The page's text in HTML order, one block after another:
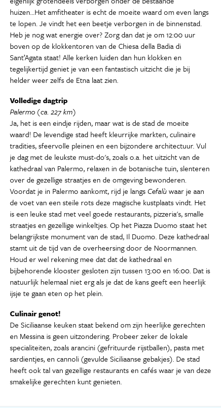
huizen...Het amfitheater is echt de moeite waard om even langs
te lopen. Je vindt het een beetje verborgen in de binnenstad.
Heb je nog wat energie over? Zorg dan dat je om 12:00 uur
boven op de klokkentoren van de Chiesa della Badia di
Sant’Agata staat! Alle kerken luiden dan hun klokken en
tegelijkertijd geniet je van een fantastisch uitzicht die je bij
helder weer zelfs de Etna laat zien.
Volledige dagtrip
Palermo (ca. 227 km)
Ja, het is een eindje rijden, maar wat is de stad de moeite
waard! De levendige stad heeft kleurrijke markten, culinaire
tradities, sfeervolle pleinen en een bijzondere architectuur. Vul
je dag met de leukste must-do's, zoals o.a. het uitzicht van de
kathedraal van Palermo, relaxen in de botanische tuin, slenteren
over de gezellige straatjes en de omgeving bewonderen.
Voordat je in Palermo aankomt, rijd je langsCefalùwaar je aan
de voet van een steile rots deze magische kustplaats vindt. Het
is een leuke stad met veel goede restaurants, pizzeria's, smalle
straatjes en gezellige winkeltjes. Op het Piazza Duomo staat het
belangrijkste monument van de stad, Il Duomo. Deze kathedraal
stamt uit de tijd van de overheersing door de Noormannen.
Houd er wel rekening mee dat dat de kathedraal en
bijbehorende klooster gesloten zijn tussen 13:00 en 16:00. Dat is
natuurlijk helemaal niet erg als je dat de kans geeft een heerlijk
ijsje te gaan eten op het plein.
Culinair genot!
De Siciliaanse keuken staat bekend om zijn heerlijke gerechten
en Messina is geen uitzondering. Probeer zeker de lokale
specialiteiten, zoals arancini (gefrituurde rijstballen), pasta met
sardientjes, en cannoli (gevulde Siciliaanse gebakjes). De stad
heeft ook tal van gezellige restaurants en cafés waar je van deze
smakelijke gerechten kunt genieten.